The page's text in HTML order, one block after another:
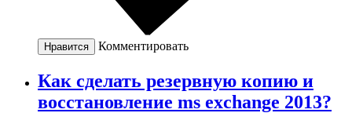
Нравится Комментировать
Как сделать резервную копию и
восстановление ms exchange 2013?